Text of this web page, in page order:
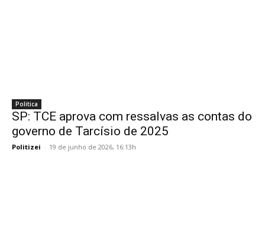
Politica
SP: TCE aprova com ressalvas as contas do
governo de Tarcísio de 2025
Politizei - 19 de junho de 2026, 16:13h